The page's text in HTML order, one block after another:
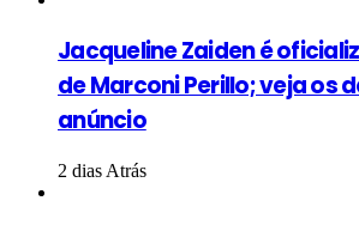
Jacqueline Zaiden é
de Marconi Perillo; veja os
anúncio
2 dias Atrás